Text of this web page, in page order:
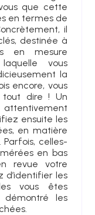
que cette
en termes de
il
destinée à
en mesure
vous
la
encore, vous
tout dire ! Un
ensuite les
en matière
celles-
en bas
revue votre
d’identifier les
vous êtes
démontré les